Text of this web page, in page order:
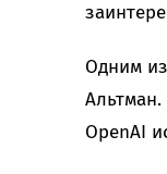
Одним
OpenAI